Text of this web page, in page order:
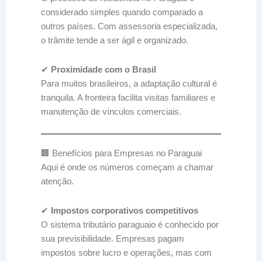
considerado simples quando comparado a
outros países. Com assessoria especializada,
o trâmite tende a ser ágil e organizado.
✔ Proximidade com o Brasil
Para muitos brasileiros, a adaptação cultural é
tranquila. A fronteira facilita visitas familiares e
manutenção de vínculos comerciais.
🏢 Benefícios para Empresas no Paraguai
Aqui é onde os números começam a chamar
atenção.
✔
Impostos corporativos competitivos
O sistema tributário paraguaio é conhecido por
sua previsibilidade. Empresas pagam
impostos sobre lucro e operações, mas com